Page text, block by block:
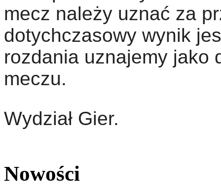
mecz należy uznać za
dotychczasowy wynik
rozdania uznajemy jako
meczu.
Wydział Gier.
Nowości